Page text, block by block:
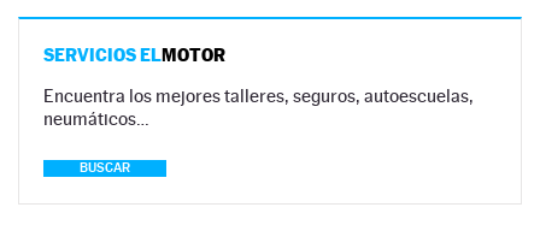
SERVICIOS ELMOTOR
Encuentra los mejores talleres, seguros, autoescuelas,
neumáticos…
BUSCAR